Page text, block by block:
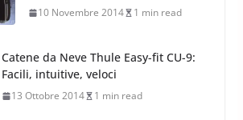
13 Ottobre 2014 1 min read
Calze da Neve Arexocks by
Arexons
26 Ottobre 2013 1 min read